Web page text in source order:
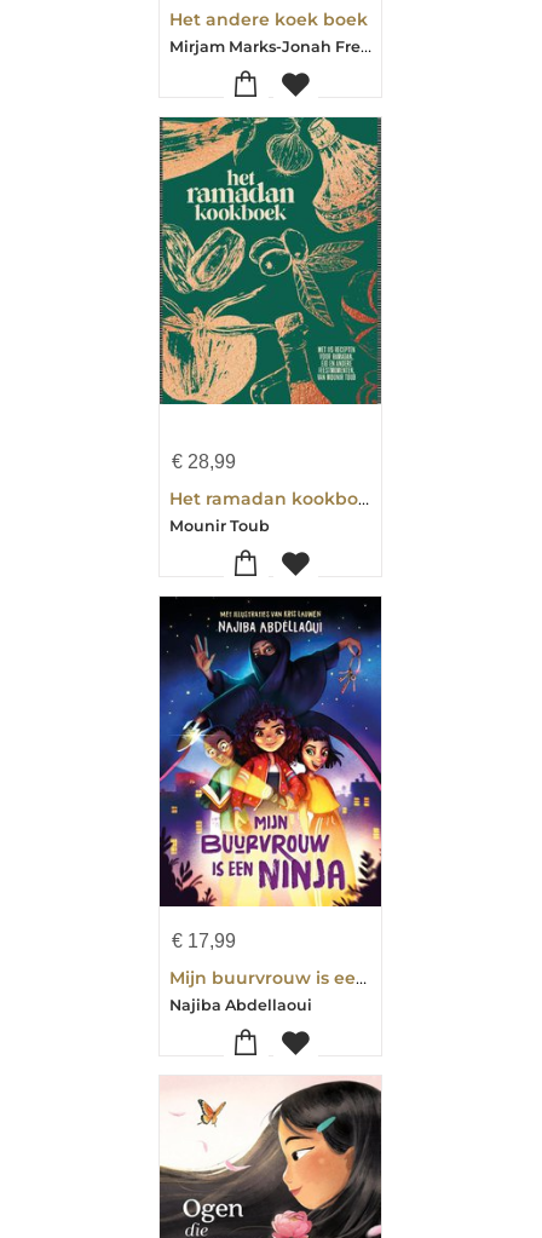
Het andere koek boek
Mirjam Marks-Jonah Freud
€ 28,99
Het ramadan kookboek
Mounir Toub
€ 17,99
Mijn buurvrouw is een ninja
Najiba Abdellaoui